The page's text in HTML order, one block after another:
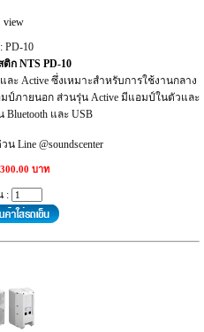
PD-10
ก NTS PD-10
ละ Active ซึ่งเหมาะสำหรับการใช้งานกลาง
มป์ภายนอก ส่วนรุ่น Active มีแอมป์ในตัวและ
Bluetooth และ USB
Line @soundscenter
บาท
: